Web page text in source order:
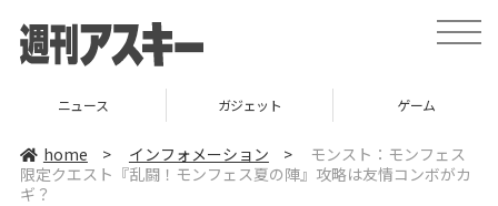
t
o
v
i
ニュース ガジェット ゲーム
home > インフォメーション >
モンスト：モンフェス
限定クエスト『乱闘！モンフェス夏の陣』攻略は友情コンボがカ
ギ？